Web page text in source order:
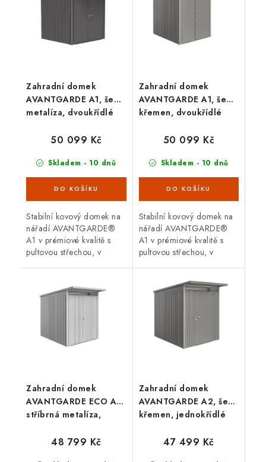
Zahradní domek
AVANTGARDE A1, šedá
metalíza, dvoukřídlé
Skladem - 10 dnů
50 099 Kč
Stabilní kovový domek na
nářadí AVANTGARDE®
A1 v prémiové kvalitě s
pultovou střechou, v
Vnější rozměry š 180 x d
220...
Zahradní domek
AVANTGARDE A1, šedý
křemen, dvoukřídlé
Skladem - 10 dnů
50 099 Kč
Stabilní kovový domek na
nářadí AVANTGARDE®
A1 v prémiové kvalitě s
pultovou střechou, v
Vnější rozměry š 180 x d
Zahradní domek
AVANTGARDE ECO A2,
stříbrná metalíza,
48 799 Kč
Zahradní domek
AVANTGARDE A2, šedý
křemen, jednokřídlé
47 499 Kč